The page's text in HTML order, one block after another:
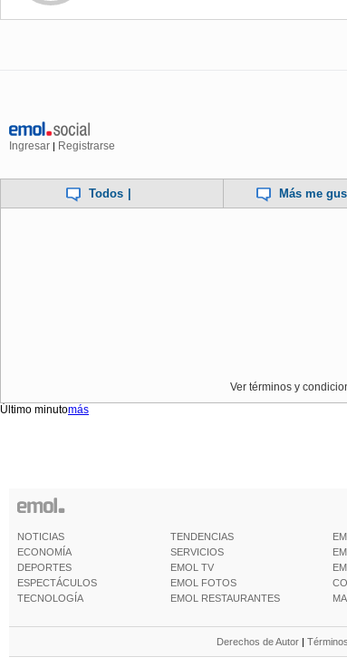
Ingresar | Registrarse
Todos | Más me
Ver términos y
Último minutomás
NOTICIAS
ECONOMÍA
DEPORTES
ESPECTÁCULOS
TECNOLOGÍA
TENDENCIAS
SERVICIOS
EMOL TV
EMOL FOTOS
EMOL RESTAURANTES
Derechos de Autor |